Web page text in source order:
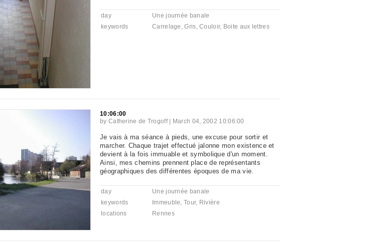
day
Une journée banale
keywords
Carrelage ,Gris,Couloir, Boite aux lettres
10:06:00
by Catherine de Trogoff| March 04, 2002 10:06:00
Je vais à ma séance à pieds, une excuse pour sortir et
marcher. Chaque trajet effectué jalonne mon existence et
devient à la fois immuable et symbolique d'un moment.
Ainsi, mes chemins prennent place de représentants
géographiques des différentes époques de ma vie.
day
Une journée banale
keywords
Immeuble,Tour, Rivière
locations
Rennes